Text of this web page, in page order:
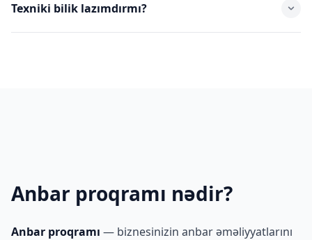
faylından import edə bilərsiniz.
Texniki bilik lazımdırmı?
Anbar proqramı nədir?
Anbar proqramı — biznesinizin anbar əməliyyatlarını